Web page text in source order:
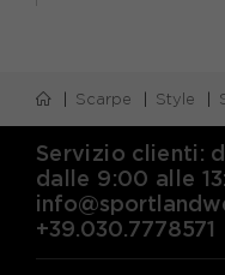
Scarpe Style
Servizio clienti:
dalle 9:00 alle
+39.030.7778571